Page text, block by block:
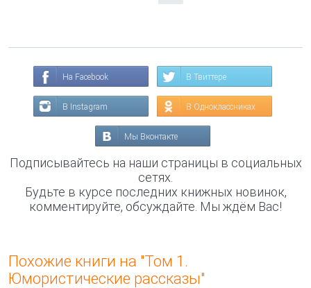
На Facebook В Твиттере
В Instagram В Одноклассниках
Мы Вконтакте
Подписывайтесь на наши страницы в социальных
сетях.
Будьте в курсе последних книжных новинок,
комментируйте, обсуждайте. Мы ждём Вас!
Похожие книги на "Том 1.
Юмористические рассказы"